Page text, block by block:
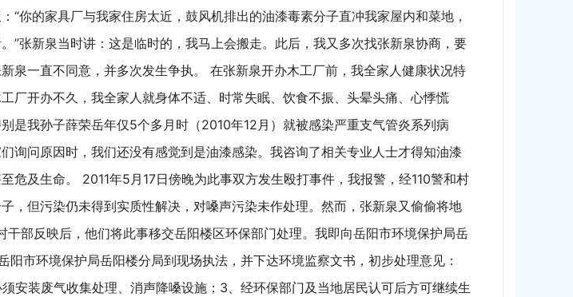
“你的家具厂与我家住房太近，鼓风机排出的油漆毒素分子直冲我家屋内和菜地，
”张新泉当时讲：这是临时的，我马上会搬走。此后，我又多次找张新泉协商，要
泉一直不同意，并多次发生争执。 在张新泉开办木工厂前，我全家人健康状况特
厂开办不久，我全家人就身体不适、时常失眠、饮食不振、头晕头痛、心悸慌
是我孙子薛荣岳年仅5个多月时（2010年12月）就被感染严重支气管炎系列病
询问原因时，我们还没有感觉到是油漆感染。我咨询了相关专业人士才得知油漆
危及生命。 2011年5月17日傍晚为此事双方发生殴打事件，我报警，经110警和村
，但污染仍未得到实质性解决，对嗓声污染未作处理。然而，张新泉又偷偷将地
干部反映后，他们将此事移交岳阳楼区环保部门处理。我即向岳阳市环境保护局岳
市环境保护局岳阳楼分局到现场执法，并下达环境监察文书，初步处理意见：
安装废气收集处理、消声降嗓设施；3、经环保部门及当地居民认可后方可继续生